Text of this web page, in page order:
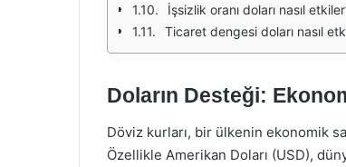
İşsizlik oranı doları nasıl
Ticaret dengesi doları nasıl
Doların Desteği:
Döviz kurları, bir ülkenin ekonomik
Özellikle Amerikan Doları (USD),